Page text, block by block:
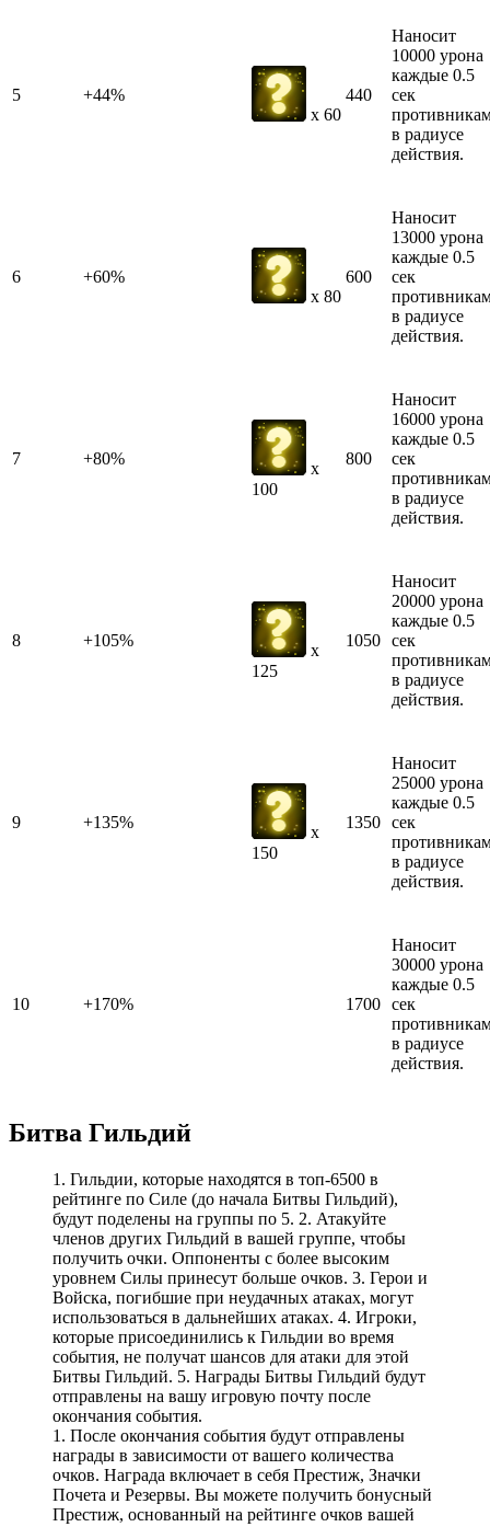
5
+44%
x 60
440
Наносит
10000 урона
каждые 0.5
сек
в радиусе
действия.
6
+60%
x 80
600
Наносит
13000 урона
каждые 0.5
сек
в радиусе
действия.
7 +80%
x
100
800
Наносит
16000 урона
каждые 0.5
сек
в радиусе
действия.
8 +105%
x
125
1050
Наносит
20000 урона
каждые 0.5
сек
в радиусе
действия.
9 +135%
x
150
1350
Наносит
25000 урона
каждые 0.5
сек
в радиусе
действия.
10 +170% 1700
Наносит
30000 урона
каждые 0.5
сек
в радиусе
действия.
Битва Гильдий
1. Гильдии, которые находятся в топ-6500 в
рейтинге по Силе (до начала Битвы Гильдий),
будут поделены на группы по 5. 2. Атакуйте
членов других Гильдий в вашей группе, чтобы
получить очки. Оппоненты с более высоким
уровнем Силы принесут больше очков. 3. Герои и
Войска, погибшие при неудачных атаках, могут
использоваться в дальнейших атаках. 4. Игроки,
которые присоединились к Гильдии во время
события, не получат шансов для атаки для этой
Битвы Гильдий. 5. Награды Битвы Гильдий будут
отправлены на вашу игровую почту после
окончания события.
1. После окончания события будут отправлены
награды в зависимости от вашего количества
очков. Награда включает в себя Престиж, Значки
Почета и Резервы. Вы можете получить бонусный
Престиж, основанный на рейтинге очков вашей